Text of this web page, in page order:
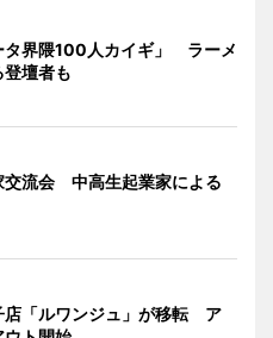
タ界隈100人カイギ」 ラーメ
壇者も
交流会 中高生起業家による
店「ルワンジュ」が移転 ア